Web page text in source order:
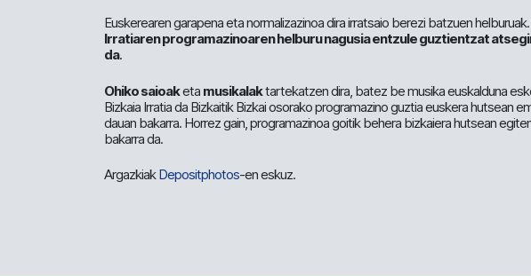
Euskerearen garapena eta normalizazinoa dira irratsaio berezi batzuen helburuak.
Irratiaren programazinoaren helburu nagusia entzule guztientzat
da.
Ohiko saioaketa musikalaktartekatzen dira, batez be musika euskalduna
Bizkaia Irratia da Bizkaitik Bizkai osorako programazino guztia euskera hutsean
dauan bakarra. Horrez gain, programazinoa goitik behera bizkaiera hutsean
bakarra da.
ArgazkiakDepositphotos-en eskuz.